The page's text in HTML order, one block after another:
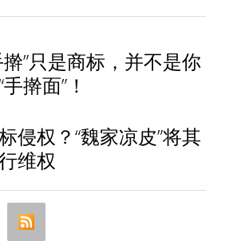
”只是商标，并不是你
擀面”！
侵权？“魏家凉皮”将其
维权